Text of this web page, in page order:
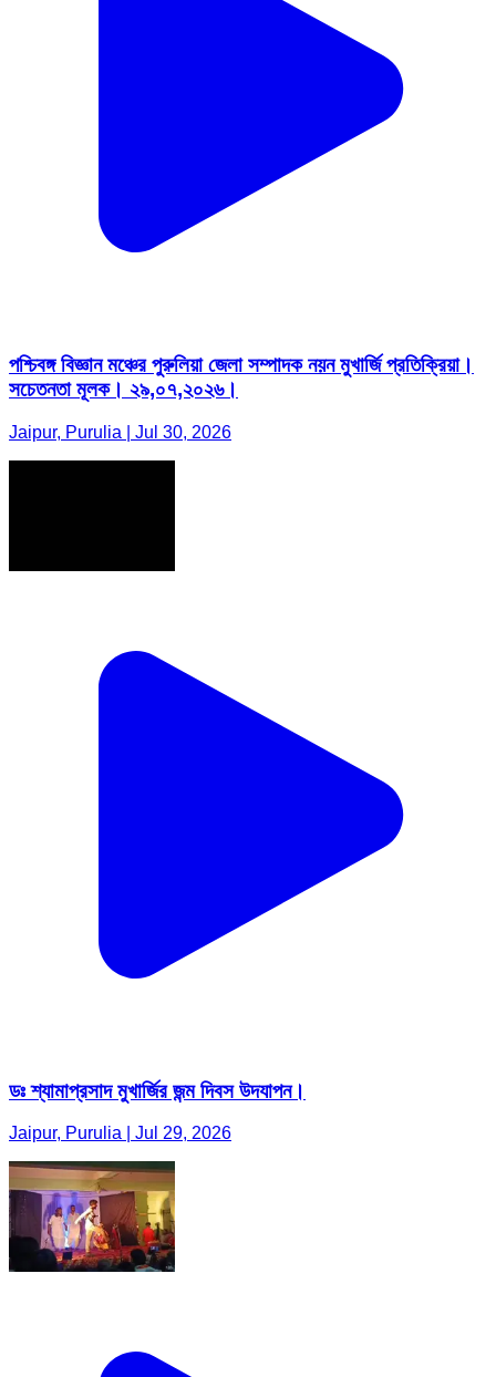
পশ্চিবঙ্গ বিজ্ঞান মঞ্চের পুরুলিয়া জেলা সম্পাদক নয়ন মুখার্জি প্রতিক্রিয়া।
সচেতনতা মূলক। ২৯,০৭,২০২৬।
Jaipur, Purulia | Jul 30, 2026
ডঃ শ্যামাপ্রসাদ মুখার্জির জন্ম দিবস উদযাপন।
Jaipur, Purulia | Jul 29, 2026